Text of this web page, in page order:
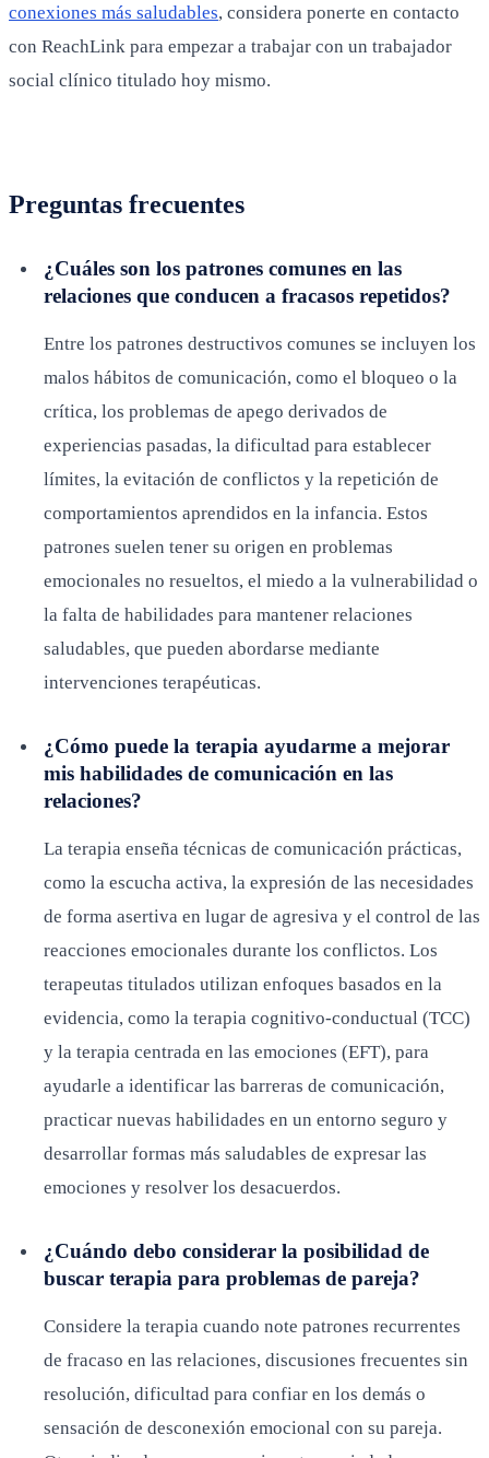
conexiones más saludables, considera ponerte en contacto
con ReachLink para empezar a trabajar con un trabajador
social clínico titulado hoy mismo.
Preguntas frecuentes
¿Cuáles son los patrones comunes en las
relaciones que conducen a fracasos repetidos?
Entre los patrones destructivos comunes se incluyen los
malos hábitos de comunicación, como el bloqueo o la
crítica, los problemas de apego derivados de
experiencias pasadas, la dificultad para establecer
límites, la evitación de conflictos y la repetición de
comportamientos aprendidos en la infancia. Estos
patrones suelen tener su origen en problemas
emocionales no resueltos, el miedo a la vulnerabilidad o
la falta de habilidades para mantener relaciones
saludables, que pueden abordarse mediante
intervenciones terapéuticas.
¿Cómo puede la terapia ayudarme a mejorar
mis habilidades de comunicación en las
relaciones?
La terapia enseña técnicas de comunicación prácticas,
como la escucha activa, la expresión de las necesidades
de forma asertiva en lugar de agresiva y el control de las
reacciones emocionales durante los conflictos. Los
terapeutas titulados utilizan enfoques basados en la
evidencia, como la terapia cognitivo-conductual (TCC)
y la terapia centrada en las emociones (EFT), para
ayudarle a identificar las barreras de comunicación,
practicar nuevas habilidades en un entorno seguro y
desarrollar formas más saludables de expresar las
emociones y resolver los desacuerdos.
¿Cuándo debo considerar la posibilidad de
buscar terapia para problemas de pareja?
Considere la terapia cuando note patrones recurrentes
de fracaso en las relaciones, discusiones frecuentes sin
resolución, dificultad para confiar en los demás o
sensación de desconexión emocional con su pareja.